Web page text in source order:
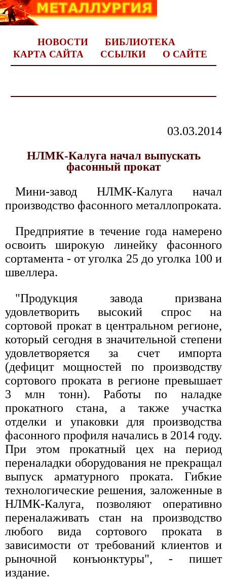
НОВОСТИ
БИБЛИОТЕКА
КАРТА САЙТА
ССЫЛКИ О САЙТЕ
03.03.2014
НЛМК-Калуга начал выпускать
фасонный прокат
Мини-завод НЛМК-Калуга начал
производство фасонного металлопроката.
Предприятие в течение года намерено
освоить широкую линейку фасонного
сортамента - от уголка 25 до уголка 100 и
швеллера.
"Продукция завода призвана
удовлетворить высокий спрос на
сортовой прокат в центральном регионе,
который сегодня в значительной степени
удовлетворяется за счет импорта
(дефицит мощностей по производству
сортового проката в регионе превышает
3 млн тонн). Работы по наладке
прокатного стана, а также участка
отделки и упаковки для производства
фасонного профиля начались в 2014 году.
При этом прокатный цех на период
переналадки оборудования не прекращал
выпуск арматурного проката. Гибкие
технологические решения, заложенные в
НЛМК-Калуга, позволяют оперативно
переналаживать стан на производство
любого вида сортового проката в
зависимости от требований клиентов и
рыночной конъюнктуры", - пишет
издание.